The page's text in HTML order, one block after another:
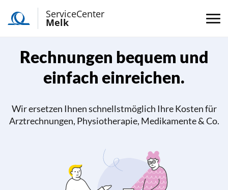
ServiceCenter
Melk
Rechnungen bequem und
einfach einreichen.
Wir ersetzen Ihnen schnellstmöglich Ihre Kosten für
Arztrechnungen, Physiotherapie, Medikamente & Co.